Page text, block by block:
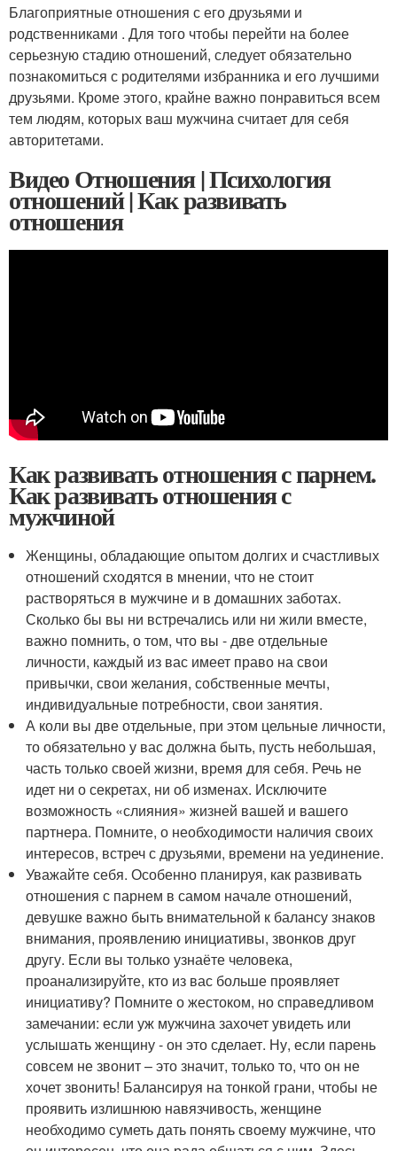
Благоприятные отношения с его друзьями и
родственниками . Для того чтобы перейти на более
серьезную стадию отношений, следует обязательно
познакомиться с родителями избранника и его лучшими
друзьями. Кроме этого, крайне важно понравиться всем
тем людям, которых ваш мужчина считает для себя
авторитетами.
Видео Отношения | Психология
отношений | Как развивать
отношения
Как развивать отношения с парнем.
Как развивать отношения с
мужчиной
Женщины, обладающие опытом долгих и счастливых
отношений сходятся в мнении, что не стоит
растворяться в мужчине и в домашних заботах.
Сколько бы вы ни встречались или ни жили вместе,
важно помнить, о том, что вы - две отдельные
личности, каждый из вас имеет право на свои
привычки, свои желания, собственные мечты,
индивидуальные потребности, свои занятия.
А коли вы две отдельные, при этом цельные личности,
то обязательно у вас должна быть, пусть небольшая,
часть только своей жизни, время для себя. Речь не
идет ни о секретах, ни об изменах. Исключите
возможность «слияния» жизней вашей и вашего
партнера. Помните, о необходимости наличия своих
интересов, встреч с друзьями, времени на уединение.
Уважайте себя. Особенно планируя, как развивать
отношения с парнем в самом начале отношений,
девушке важно быть внимательной к балансу знаков
внимания, проявлению инициативы, звонков друг
другу. Если вы только узнаёте человека,
проанализируйте, кто из вас больше проявляет
инициативу? Помните о жестоком, но справедливом
замечании: если уж мужчина захочет увидеть или
услышать женщину - он это сделает. Ну, если парень
совсем не звонит – это значит, только то, что он не
хочет звонить! Балансируя на тонкой грани, чтобы не
проявить излишнюю навязчивость, женщине
необходимо суметь дать понять своему мужчине, что